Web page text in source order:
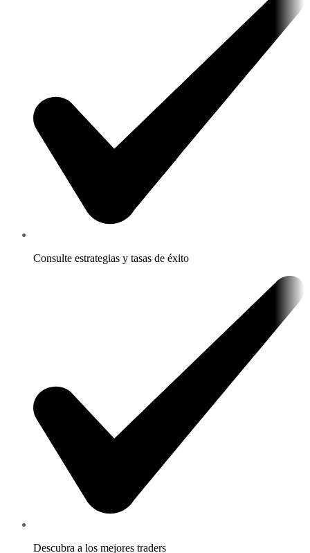
Consulte estrategias y tasas de éxito
Descubra a los mejores traders